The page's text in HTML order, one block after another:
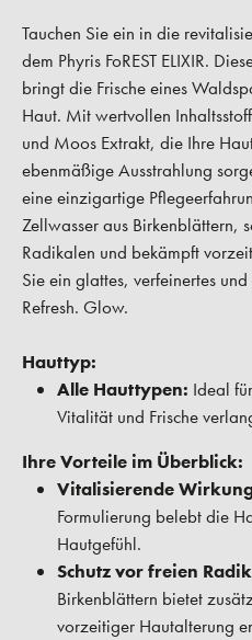
Tauchen Sie ein in die
dem Phyris FoREST ELIXIR.
bringt die Frische eines
Haut. Mit wertvollen
und Moos Extrakt, die Ihre
ebenmäßige Ausstrahlung
eine einzigartige
Zellwasser aus Birkenblättern,
Radikalen und bekämpft
Sie ein glattes, verfeinertes
Refresh. Glow.
Hauttyp:
Alle Hauttypen: Ideal
Vitalität und Frische
Ihre Vorteile im Überblick:
Vitalisierende
Formulierung belebt die
Hautgefühl.
Schutz vor freien
Birkenblättern bietet
vorzeitiger Hautalterung